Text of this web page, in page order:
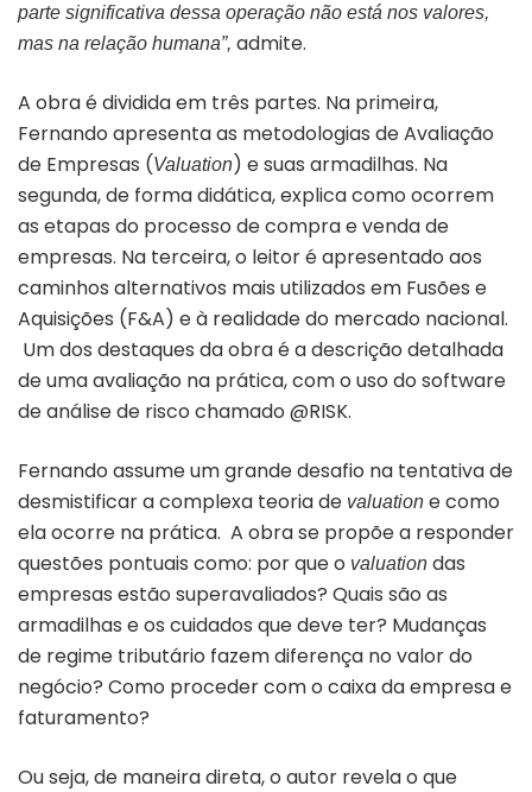
parte significativa dessa operação não está nos valores,
mas na relação humana”, admite.
A obra é dividida em três partes. Na primeira,
Fernando apresenta as metodologias de Avaliação
de Empresas (Valuation) e suas armadilhas. Na
segunda, de forma didática, explica como ocorrem
as etapas do processo de compra e venda de
empresas. Na terceira, o leitor é apresentado aos
caminhos alternativos mais utilizados em Fusões e
Aquisições (F&A) e à realidade do mercado nacional.
Um dos destaques da obra é a descrição detalhada
de uma avaliação na prática, com o uso do software
de análise de risco chamado @RISK.
Fernando assume um grande desafio na tentativa de
desmistificar a complexa teoria de valuation e como
ela ocorre na prática. A obra se propõe a responder
questões pontuais como: por que o valuation das
empresas estão superavaliados? Quais são as
armadilhas e os cuidados que deve ter? Mudanças
de regime tributário fazem diferença no valor do
negócio? Como proceder com o caixa da empresa e
faturamento?
Ou seja, de maneira direta, o autor revela o que